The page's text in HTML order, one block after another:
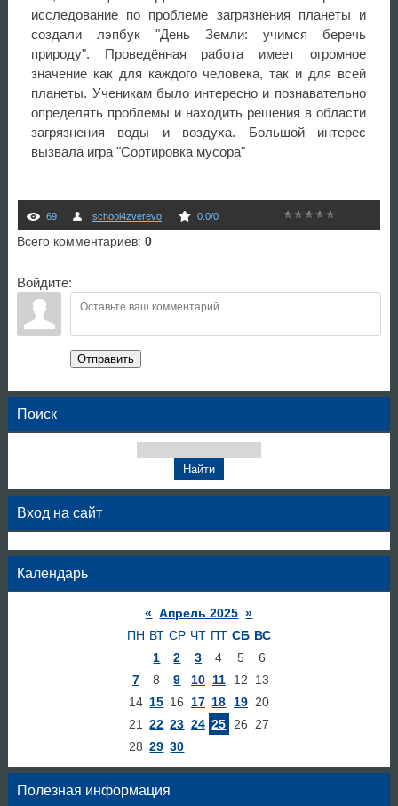
исследование по проблеме загрязнения планеты и
создали лэпбук "День Земли: учимся беречь
природу". Проведённая работа имеет огромное
значение как для каждого человека, так и для всей
планеты. Ученикам было интересно и познавательно
определять проблемы и находить решения в области
загрязнения воды и воздуха. Большой интерес
вызвала игра "Сортировка мусора"
69 school4zverevo 0.0/0
Всего комментариев: 0
Войдите:
Отправить
Поиск
Вход на сайт
Календарь
« Апрель 2025 »
ПН ВТ СР ЧТ ПТ СБ ВС
1
2 3 4 5
6
7
8 9 10 11 12
13
14 15 16 17 18 19 20
21
22 23 24 25 26
27
28 29 30
Полезная информация